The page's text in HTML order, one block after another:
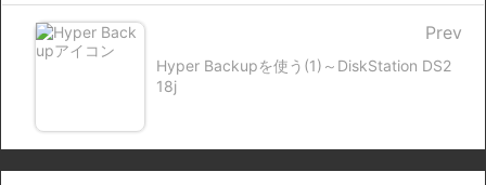
Hyper Backupを使う(1)～DiskStation DS2
18j
Prev